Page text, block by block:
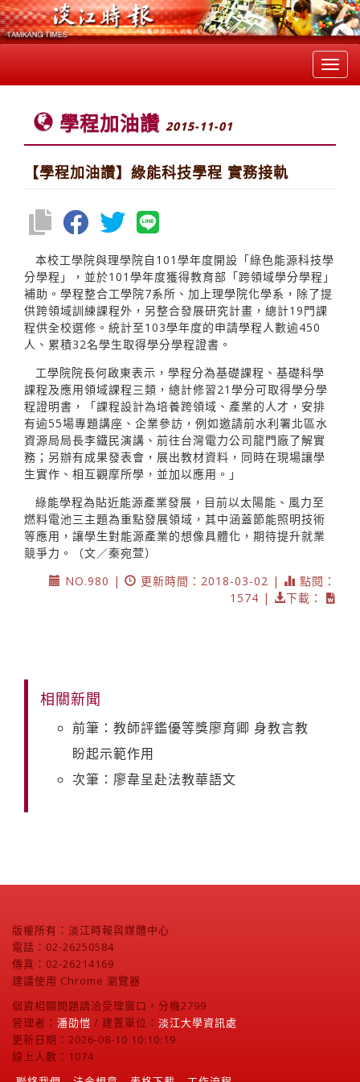
學程加油讚 2015-11-01
【學程加油讚】綠能科技學程 實務接軌
本校工學院與理學院自101學年度開設「綠色能源科技學
分學程」，並於101學年度獲得教育部「跨領域學分學程」
補助。學程整合工學院7系所、加上理學院化學系，除了提
供跨領域訓練課程外，另整合發展研究計畫，總計19門課
程供全校選修。統計至103學年度的申請學程人數逾450
人、累積32名學生取得學分學程證書。
工學院院長何啟東表示，學程分為基礎課程、基礎科學
課程及應用領域課程三類，總計修習21學分可取得學分學
程證明書，「課程設計為培養跨領域、產業的人才，安排
有逾55場專題講座、企業參訪，例如邀請前水利署北區水
資源局局長李鐵民演講、前往台灣電力公司龍門廠了解實
務；另辦有成果發表會，展出教材資料，同時在現場讓學
生實作、相互觀摩所學，並加以應用。」
綠能學程為貼近能源產業發展，目前以太陽能、風力至
燃料電池三主題為重點發展領域，其中涵蓋節能照明技術
等應用，讓學生對能源產業的想像具體化，期待提升就業
競爭力。（文／秦宛萱）
NO.980 |
更新時間：2018-03-02 |
點閱：
1574 |
下載：
相關新聞
前筆：教師評鑑優等獎廖育卿 身教言教
盼起示範作用
次筆：廖韋呈赴法教華語文
版權所有：淡江時報與媒體中心
電話：02-26250584
傳真：02-26214169
建議使用 Chrome 瀏覽器
個資相關問題請洽受理窗口，分機2799
管理者： 潘劭愷 / 建置單位： 淡江大學資訊處
更新日期：2026-08-10 10:10:19
線上人數：1074